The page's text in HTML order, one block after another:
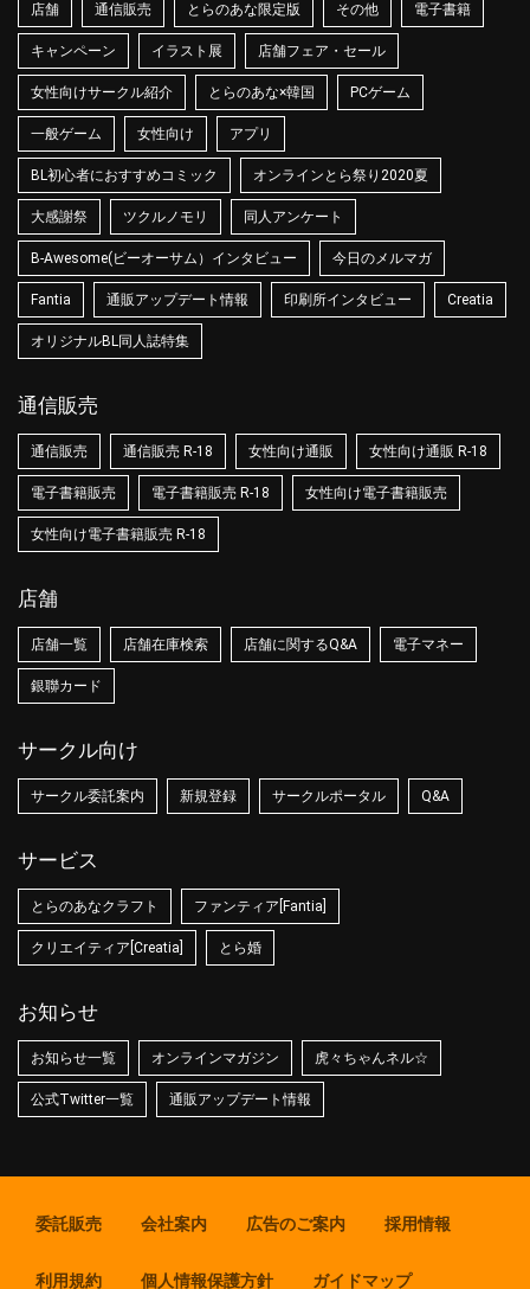
店舗 通信販売 とらのあな限定版 その他 電子書籍
キャンペーン イラスト展 店舗フェア・セール
女性向けサークル紹介 とらのあな×韓国 PCゲーム
一般ゲーム 女性向け アプリ
BL初心者におすすめコミック オンラインとら祭り2020夏
大感謝祭 ツクルノモリ 同人アンケート
B-Awesome(ビーオーサム）インタビュー 今日のメルマガ
Fantia 通販アップデート情報 印刷所インタビュー Creatia
オリジナルBL同人誌特集
通信販売
通信販売 通信販売 R-18 女性向け通販 女性向け通販 R-18
電子書籍販売 電子書籍販売 R-18 女性向け電子書籍販売
女性向け電子書籍販売 R-18
店舗
店舗一覧 店舗在庫検索 店舗に関するQ&A 電子マネー
銀聯カード
サークル向け
サークル委託案内 新規登録 サークルポータル Q&A
サービス
とらのあなクラフト ファンティア[Fantia]
クリエイティア[Creatia] とら婚
お知らせ
お知らせ一覧 オンラインマガジン 虎々ちゃんネル☆
公式Twitter一覧 通販アップデート情報
委託販売 会社案内 広告のご案内 採用情報
利用規約 個人情報保護方針 ガイドマップ